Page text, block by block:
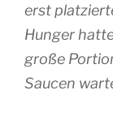
erst
Hunger
große
Saucen